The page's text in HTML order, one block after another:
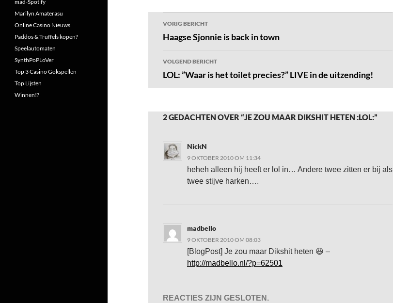
Bericht
navigatie
VORIG BERICHT
Haagse Sjonnie is back in town
VOLGEND BERICHT
LOL: ”Waar is het toilet precies?” LIVE in de uitzending!
2 GEDACHTEN OVER “JE ZOU MAAR DIKSHIT HETEN :LOL:”
NickN
9 OKTOBER 2010 OM 11:34
heheh alleen hij heeft er lol in… Andere twee zitten er bij als
twee stijve harken….
madbello
9 OKTOBER 2010 OM 08:03
[BlogPost] Je zou maar Dikshit heten 😆 –
http://madbello.nl/?p=62501
REACTIES ZIJN GESLOTEN.
mad-Spotify
Marilyn Amaterasu
Online Casino Nieuws
Paddos & Truffels kopen?
Speelautomaten
SynthPoPLoVer
Top 3 Casino Gokspellen
Top Lijsten
Winnen!?